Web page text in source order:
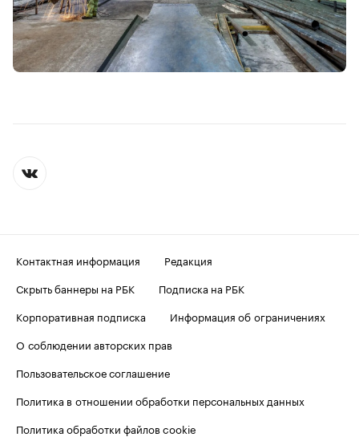
Контактная информация
Редакция
Скрыть баннеры на РБК
Подписка на РБК
Корпоративная подписка
Информация об ограничениях
О соблюдении авторских прав
Пользовательское соглашение
Политика в отношении обработки персональных данных
Политика обработки файлов cookie